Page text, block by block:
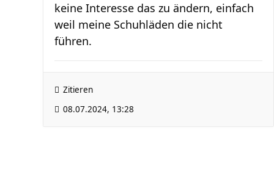
keine Interesse das zu ändern, einfach
weil meine Schuhläden die nicht
führen.
Zitieren
08.07.2024, 13:28